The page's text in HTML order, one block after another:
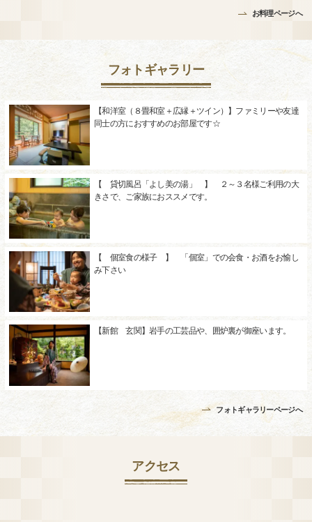
お料理ページへ
フォトギャラリー
【和洋室（８畳和室＋広縁＋ツイン）】ファミリーや友達
同士の方におすすめのお部屋です☆
【 貸切風呂「よし美の湯」 】 ２～３名様ご利用の大
きさで、ご家族におススメです。
【 個室食の様子 】 「個室」での会食・お酒をお愉し
み下さい
【新館 玄関】岩手の工芸品や、囲炉裏が御座います。
フォトギャラリーページへ
アクセス